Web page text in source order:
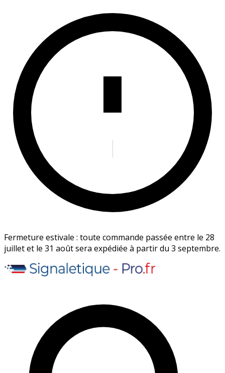
Fermeture estivale : toute commande passée entre le 28
juillet et le 31 août sera expédiée à partir du 3 septembre.